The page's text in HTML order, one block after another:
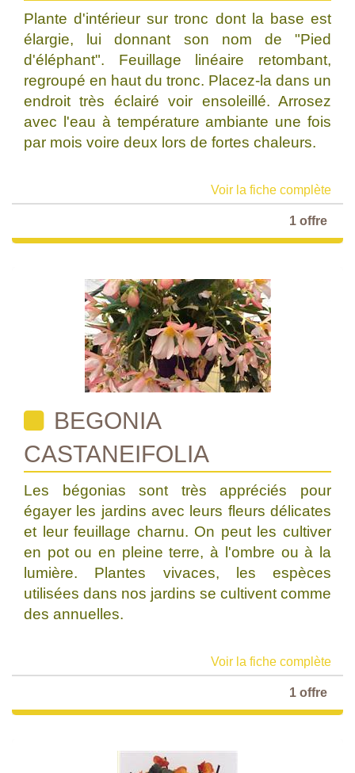
Plante d'intérieur sur tronc dont la base est
élargie, lui donnant son nom de "Pied
d'éléphant". Feuillage linéaire retombant,
regroupé en haut du tronc. Placez-la dans un
endroit très éclairé voir ensoleillé. Arrosez
avec l'eau à température ambiante une fois
par mois voire deux lors de fortes chaleurs.
Voir la fiche complète
1 offre
BEGONIA
CASTANEIFOLIA
Les bégonias sont très appréciés pour
égayer les jardins avec leurs fleurs délicates
et leur feuillage charnu. On peut les cultiver
en pot ou en pleine terre, à l'ombre ou à la
lumière. Plantes vivaces, les espèces
utilisées dans nos jardins se cultivent comme
des annuelles.
Voir la fiche complète
1 offre